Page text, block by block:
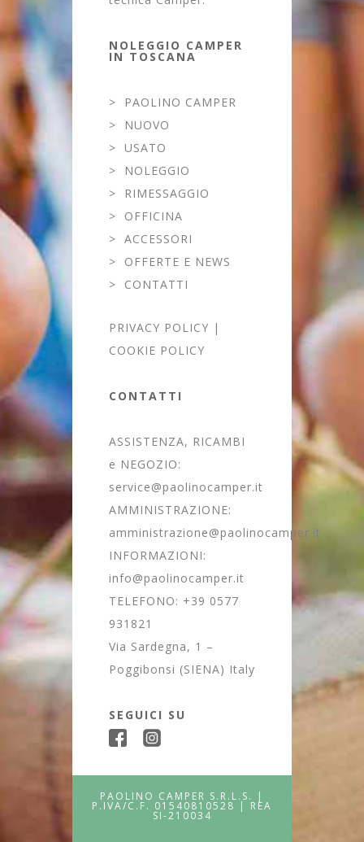
NOLEGGIO CAMPER
IN TOSCANA
>
PAOLINO CAMPER
>
NUOVO
> USATO
>
NOLEGGIO
>
RIMESSAGGIO
> OFFICINA
> ACCESSORI
> OFFERTE E NEWS
> CONTATTI
PRIVACY POLICY |
COOKIE POLICY
CONTATTI
ASSISTENZA, RICAMBI
e NEGOZIO:
service@paolinocamper.it
AMMINISTRAZIONE:
amministrazione@paolinocamper.it
INFORMAZIONI:
info@paolinocamper.it
TELEFONO: +39 0577
931821
Via Sardegna, 1 –
Poggibonsi (SIENA) Italy
SEGUICI SU
PAOLINO CAMPER S.R.L.S. |
P.IVA/C.F. 01540810528 | REA
SI-210034